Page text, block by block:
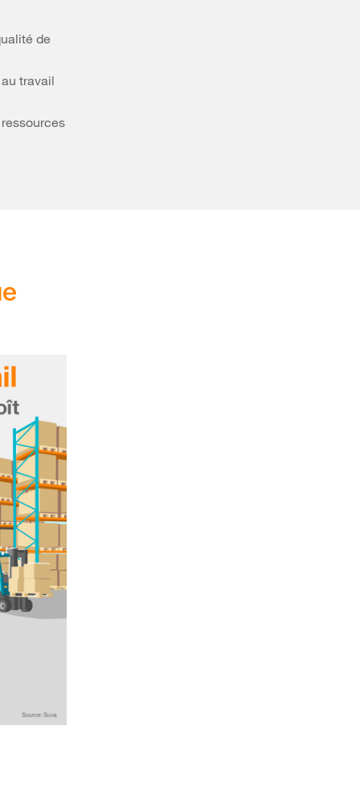
de
travail